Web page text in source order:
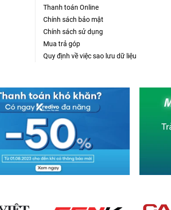
Thanh toán Online
Chính sách bảo mật
Chính sách sử dụng
Mua trả góp
Quy định về việc sao lưu dữ liệu